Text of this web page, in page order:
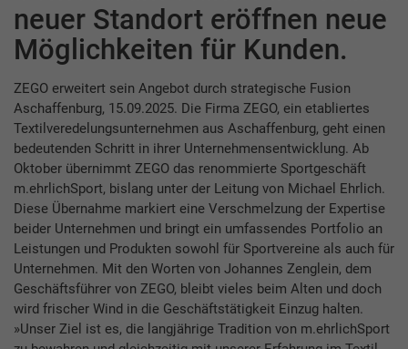
neuer Standort eröffnen neue
Möglichkeiten für Kunden.
ZEGO erweitert sein Angebot durch strategische Fusion
Aschaffenburg, 15.09.2025. Die Firma ZEGO, ein etabliertes
Textilveredelungsunternehmen aus Aschaffenburg, geht einen
bedeutenden Schritt in ihrer Unternehmensentwicklung. Ab
Oktober übernimmt ZEGO das renommierte Sportgeschäft
m.ehrlichSport, bislang unter der Leitung von Michael Ehrlich.
Diese Übernahme markiert eine Verschmelzung der Expertise
beider Unternehmen und bringt ein umfassendes Portfolio an
Leistungen und Produkten sowohl für Sportvereine als auch für
Unternehmen. Mit den Worten von Johannes Zenglein, dem
Geschäftsführer von ZEGO, bleibt vieles beim Alten und doch
wird frischer Wind in die Geschäftstätigkeit Einzug halten.
»Unser Ziel ist es, die langjährige Tradition von m.ehrlichSport